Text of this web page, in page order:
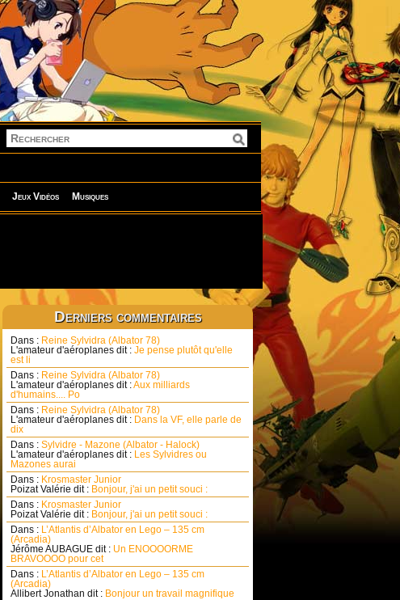
Jeux Vidéos Musiques
Derniers commentaires
Dans : Reine Sylvidra (Albator 78)
L'amateur d'aéroplanes dit : Je pense plutôt qu'elle
est li
Dans : Reine Sylvidra (Albator 78)
L'amateur d'aéroplanes dit :Aux milliards
d'humains.... Po
Dans : Reine Sylvidra (Albator 78)
L'amateur d'aéroplanes dit : Dans la VF, elle parle de
dix
Dans : Sylvidre - Mazone (Albator - Halock)
L'amateur d'aéroplanes dit : Les Sylvidres ou
Mazones aurai
Dans : Krosmaster Junior
Poizat Valérie dit : Bonjour, j'ai un petit souci :
Dans : Krosmaster Junior
Poizat Valérie dit : Bonjour, j'ai un petit souci :
Dans : L’Atlantis d’Albator en Lego – 135 cm
(Arcadia)
Jérôme AUBAGUE dit : Un ENOOOORME
BRAVOOOO pour cet
Dans : L’Atlantis d’Albator en Lego – 135 cm
(Arcadia)
Allibert Jonathan dit : Bonjour un travail magnifique